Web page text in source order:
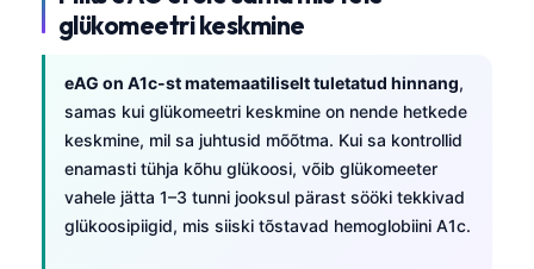
glükomeetri keskmine
eAG on A1c-st matemaatiliselt tuletatud hinnang,
samas kui glükomeetri keskmine on nende hetkede
keskmine, mil sa juhtusid mõõtma. Kui sa kontrollid
enamasti tühja kõhu glükoosi, võib glükomeeter
vahele jätta 1–3 tunni jooksul pärast sööki tekkivad
glükoosipiigid, mis siiski tõstavad hemoglobiini A1c.